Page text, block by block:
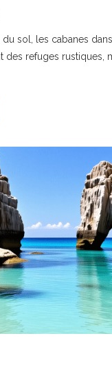
du sol, les cabanes
des refuges rustiques,